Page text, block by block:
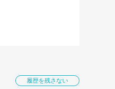
履歴を残さない